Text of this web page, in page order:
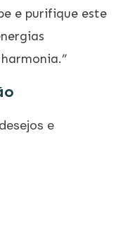
e purifique este
e